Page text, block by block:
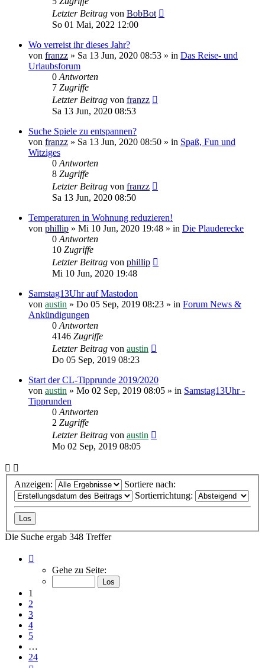
Letzter Beitrag von BobBot
So 01 Mai, 2022 12:00
Wo verreist ihr dieses Jahr?
von franzz » Sa 13 Jun, 2020 08:53 » in Das Reise- und
Urlaubsforum
0Antworten
7 Zugriffe
Letzter Beitrag von franzz
Sa 13 Jun, 2020 08:53
Suche Spiele zu entspannen?
von franzz » Sa 13 Jun, 2020 08:50 » in Spaß, Fun und
Witziges
0Antworten
8 Zugriffe
Letzter Beitrag von franzz
Sa 13 Jun, 2020 08:50
Temperaturen in Wohnung reduzieren!
von phillip » Mi 10 Jun, 2020 19:48 » in Die Plauderecke
0Antworten
10 Zugriffe
Letzter Beitrag von phillip
Mi 10 Jun, 2020 19:48
Samstag13Uhr auf Mastodon
von austin » Do 05 Sep, 2019 08:23 » in Forum News &
Ankündigungen
0Antworten
4146 Zugriffe
Letzter Beitrag von austin
Do 05 Sep, 2019 08:23
Start der CL-Tipprunde 2019/2020
von austin » Mo 02 Sep, 2019 08:05 » in Samstag13Uhr -
Tipprunden
0Antworten
2 Zugriffe
Letzter Beitrag von austin
Mo 02 Sep, 2019 08:05
Anzeigen:
Sortiere nach:
Sortierrichtung:
Die Suche ergab 348 Treffer
von
Gehe zu Seite:
1
2
3
4
5
…
24